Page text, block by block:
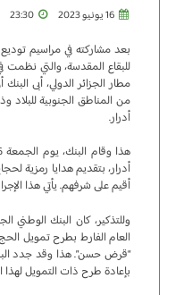
بعد مشاركته في مراسيم
للبقاع المقدسة، والتي
مطار الجزائر الدولي، أبى
من المناطق الجنوبية للبلاد
أدرار.
أدرار، بتقديم هدايا رمزية
أقيم على شرفهم. يأتي هذا
وللتذكير، كان البنك
العام الفارط بطرح تمويل
“قرض حسن”. هذا وقد جدد
بإعادة طرح ذات التمويل